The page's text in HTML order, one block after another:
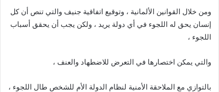
ومن خلال القوانين الألمانية ، وتوقيع اتفاقية جنيف والتي تنص أن كل
إنسان يحق له اللجوء في أي دولة يريد ، ولكن يجب أن يحقق أسباب
اللجوء ،
والتي يمكن اختصارها في التعرض للاضطهاد والعنف ،
بالتوازي مع الملاحقة الأمنية لنظام الدولة الأم للشخص طال اللجوء ،